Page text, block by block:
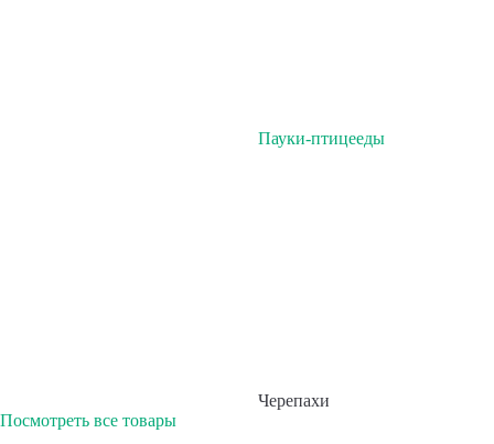
Пауки-птицееды
Черепахи
Посмотреть все товары